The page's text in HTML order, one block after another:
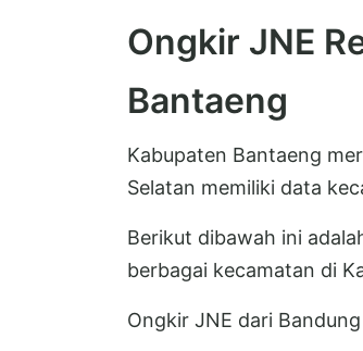
Ongkir JNE
Bantaeng
Kabupaten Bantaeng
Selatan memiliki data
Berikut dibawah ini
berbagai kecamatan di
Ongkir JNE dari